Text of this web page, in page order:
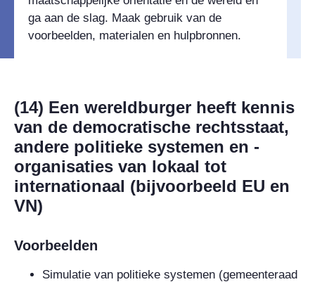
ga aan de slag. Maak gebruik van de
voorbeelden, materialen en hulpbronnen.
(14) Een wereldburger heeft kennis
van de democratische rechtsstaat,
andere politieke systemen en -
organisaties van lokaal tot
internationaal (bijvoorbeeld EU en
VN)
Voorbeelden
Simulatie van politieke systemen (gemeenteraad